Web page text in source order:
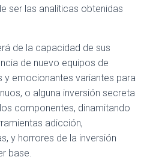
ser las analíticas obtenidas
de la capacidad de sus
de nuevo equipos de
y emocionantes variantes para
o alguna inversión secreta
componentes, dinamitando
adicción,
y horrores de la inversión
base.